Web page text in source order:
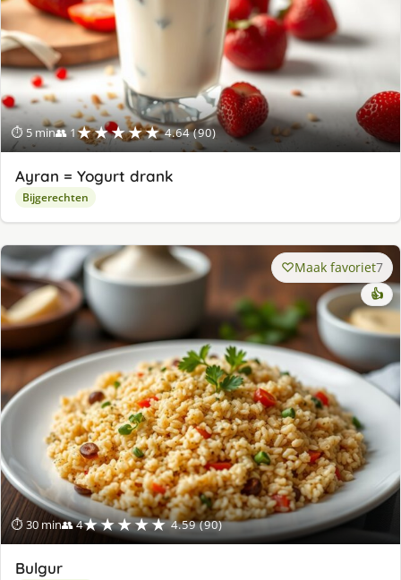
⏱ 5 min👥 1★★★★★ 4.64 (90)
Ayran = Yogurt drank
Bijgerechten
⏱ 30 min👥 4★★★★★ 4.59 (90)
Maak favoriet7
👍
Bulgur